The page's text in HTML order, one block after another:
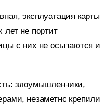
эксплуатация карты
лет не портит
с них не осыпаются и
злоумышленники,
незаметно крепили